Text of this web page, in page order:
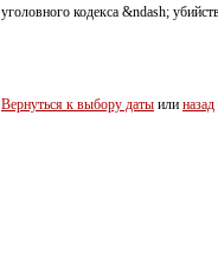
уголовного кодекса &ndash;
Вернуться к выбору даты или назад